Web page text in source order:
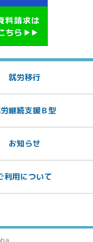
就労移行
継続支援Ｂ型
お知らせ
利用について